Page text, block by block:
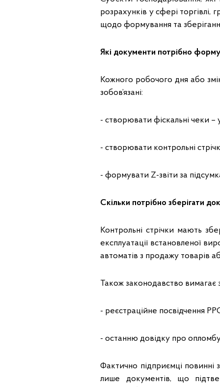
розрахунків у сфері
щодо формування та
Які документи потрібно
Кожного робочого дня або
зобов’язані:
- створювати фіскальні чеки
- створювати контрольні
- формувати Z-звіти за
Скільки потрібно зберігати
Контрольні стрічки мають
експлуатації встановленої
автоматів з продажу товарів
Також законодавство вимагає
- реєстраційне посвідчення
- останню довідку про
Фактично підприємці повинні
лише документів, що